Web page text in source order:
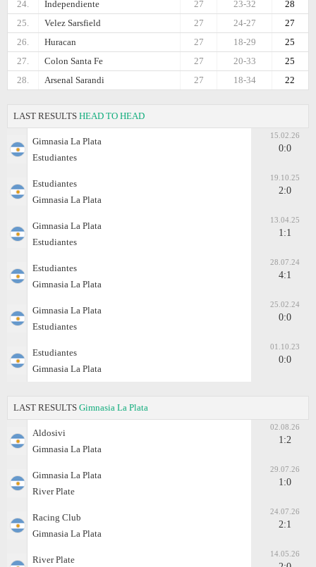
24. Independiente 28
23-32
27
25.
Velez Sarsfield 27
24-27
27
26.
Huracan 25
18-29
27
27.
Colon Santa Fe 25
20-33
27
28.
Arsenal Sarandi 22
18-34
27
LAST RESULTS HEAD TO HEAD
Gimnasia La Plata
Estudiantes
15.02.26
0:0
Estudiantes
Gimnasia La Plata
19.10.25
2:0
Gimnasia La Plata
Estudiantes
13.04.25
1:1
Estudiantes
Gimnasia La Plata
28.07.24
4:1
Gimnasia La Plata
Estudiantes
25.02.24
0:0
Estudiantes
Gimnasia La Plata
01.10.23
0:0
LAST RESULTS Gimnasia La Plata
Aldosivi
Gimnasia La Plata
02.08.26
1:2
Gimnasia La Plata
River Plate
29.07.26
1:0
Racing Club
Gimnasia La Plata
24.07.26
2:1
River Plate
14.05.26